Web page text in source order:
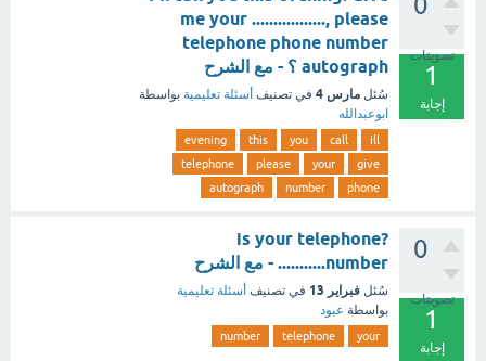
تصويتات
1
إجابة
me your ................., please
telephone phone number
autograph ؟ - مع الشرح
سُئل مارس 4 في تصنيف أسئلة تعليمية بواسطة
ابوعبدالله
ill
call
you
this
evening
give
your
please
telephone
phone
number
autograph
0
تصويتات
1
إجابة
?is your telephone
number........... - مع الشرح
سُئل فبراير 13 في تصنيف أسئلة تعليمية
بواسطة عبود
your
telephone
number